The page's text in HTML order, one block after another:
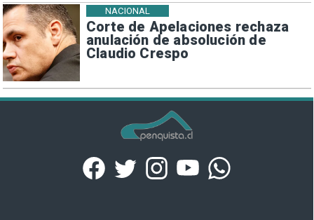
Corte de Apelaciones rechaza
anulación de absolución de
Claudio Crespo
NACIONAL